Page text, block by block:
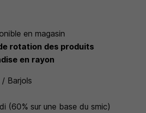
en magasin
rotation des produits
en rayon
Barjols
(60% sur une base du smic)